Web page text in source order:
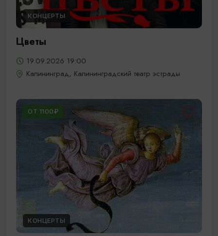
КОНЦЕРТЫ
Цветы
19.09.2026 19:00
Калининград, Калининградский театр эстрады
ОТ 1100₽
КОНЦЕРТЫ